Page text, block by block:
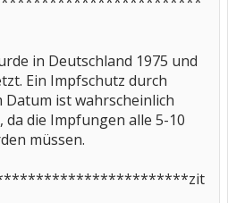
in Deutschland 1975 und
Ein Impfschutz durch
ist wahrscheinlich
die Impfungen alle 5-10
müssen.